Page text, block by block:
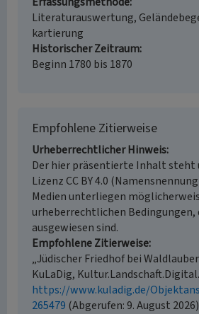
Literaturauswertung,
kartierung
Historischer Zeitraum
Beginn 1780 bis 1870
Empfohlene Zitierweise
Urheberrechtlicher Hinweis
Der hier präsentierte Inhalt steht
Lizenz CC BY 4.0
Medien unterliegen
urheberrechtlichen Bedingungen,
ausgewiesen sind.
Empfohlene Zitierweise
„Jüdischer Friedhof bei
KuLaDig,
https://www.kuladig.de/
265479 (Abgerufen: 9. August 2026)